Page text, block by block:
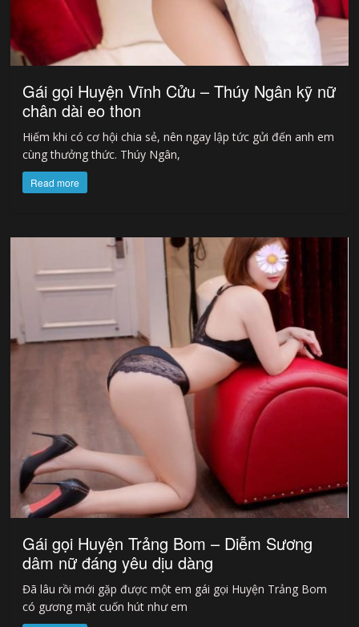
Gái gọi Huyện Vĩnh Cửu – Thúy Ngân kỹ nữ
chân dài eo thon
Hiếm khi có cơ hội chia sẻ, nên ngay lập tức gửi đến anh em
cùng thưởng thức. Thúy Ngân,
Read more
Gái gọi Huyện Trảng Bom – Diễm Sương
dâm nữ đáng yêu dịu dàng
Đã lâu rồi mới gặp được một em gái gọi Huyện Trảng Bom
có gương mặt cuốn hút như em